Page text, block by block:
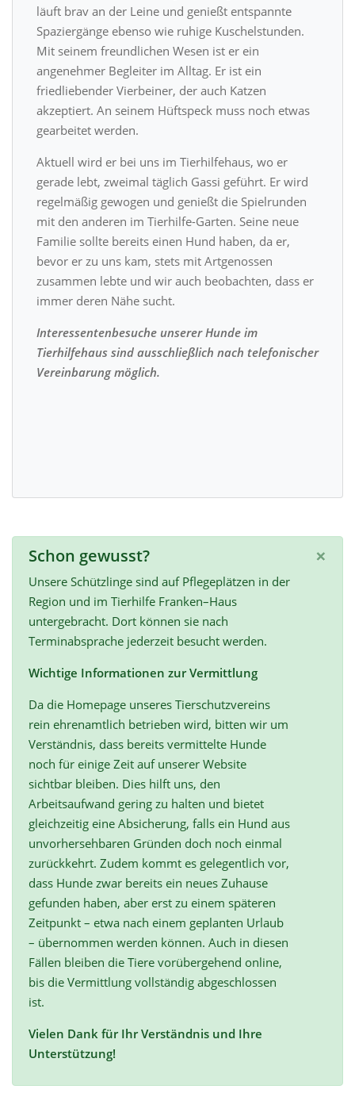
läuft brav an der Leine und genießt entspannte
Spaziergänge ebenso wie ruhige Kuschelstunden.
Mit seinem freundlichen Wesen ist er ein
angenehmer Begleiter im Alltag. Er ist ein
friedliebender Vierbeiner, der auch Katzen
akzeptiert. An seinem Hüftspeck muss noch etwas
gearbeitet werden.
Aktuell wird er bei uns im Tierhilfehaus, wo er
gerade lebt, zweimal täglich Gassi geführt. Er wird
regelmäßig gewogen und genießt die Spielrunden
mit den anderen im Tierhilfe-Garten. Seine neue
Familie sollte bereits einen Hund haben, da er,
bevor er zu uns kam, stets mit Artgenossen
zusammen lebte und wir auch beobachten, dass er
immer deren Nähe sucht.
Interessentenbesuche unserer Hunde im
Tierhilfehaus sind ausschließlich nach telefonischer
Vereinbarung möglich.
×
Schon gewusst?
Unsere Schützlinge sind auf Pflegeplätzen in der
Region und im Tierhilfe Franken–Haus
untergebracht. Dort können sie nach
Terminabsprache jederzeit besucht werden.
Wichtige Informationen zur Vermittlung
Da die Homepage unseres Tierschutzvereins
rein ehrenamtlich betrieben wird, bitten wir um
Verständnis, dass bereits vermittelte Hunde
noch für einige Zeit auf unserer Website
sichtbar bleiben. Dies hilft uns, den
Arbeitsaufwand gering zu halten und bietet
gleichzeitig eine Absicherung, falls ein Hund aus
unvorhersehbaren Gründen doch noch einmal
zurückkehrt. Zudem kommt es gelegentlich vor,
dass Hunde zwar bereits ein neues Zuhause
gefunden haben, aber erst zu einem späteren
Zeitpunkt – etwa nach einem geplanten Urlaub
– übernommen werden können. Auch in diesen
Fällen bleiben die Tiere vorübergehend online,
bis die Vermittlung vollständig abgeschlossen
ist.
Vielen Dank für Ihr Verständnis und Ihre
Unterstützung!